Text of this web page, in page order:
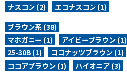
ナスコン (2)
エコナスコン (1)
ブラウン系 (38)
マホガニー (1)
アイビーブラウン (1)
25-30B (1)
ココナッツブラウン (1)
ココアブラウン (1)
パイオニア (3)